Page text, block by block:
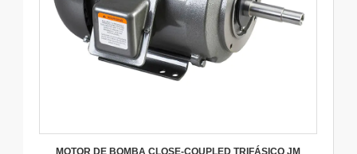
MOTOR DE BOMBA CLOSE-COUPLED TRIFÁSICO JM